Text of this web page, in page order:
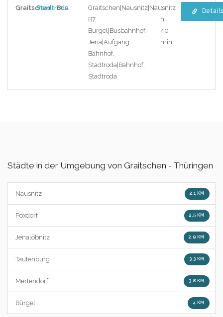
GraitschenStadtroda
Bus
Graitschen|Nausnitz|Nausnitz
B7,
Bürgel|Busbahnhof,
Jena|Aufgang
Bahnhof,
Stadtroda|Bahnhof,
Stadtroda
1
h
40
min
Städte in der Umgebung von Graitschen - Thüringen
Nausnitz 2.1 KM
Poxdorf 2.5 KM
Jenalöbnitz 2.9 KM
Tautenburg 3.3 KM
Mertendorf 3.8 KM
Bürgel 4 KM